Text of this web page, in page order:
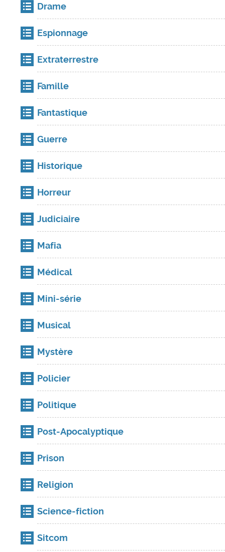
Drame
Espionnage
Extraterrestre
Famille
Fantastique
Guerre
Historique
Horreur
Judiciaire
Mafia
Médical
Mini-série
Musical
Mystère
Policier
Politique
Post-Apocalyptique
Prison
Religion
Science-fiction
Sitcom